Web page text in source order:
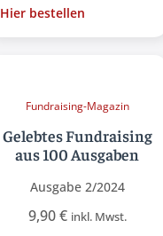
Hier bestellen
Fundraising-Magazin
Gelebtes Fundraising
aus 100 Ausgaben
Ausgabe 2/2024
9,90€ inkl. Mwst.